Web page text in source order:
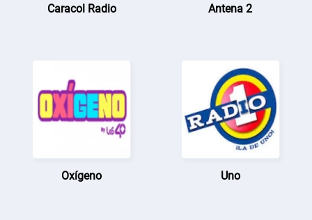
Caracol Radio Antena 2
Oxígeno Uno